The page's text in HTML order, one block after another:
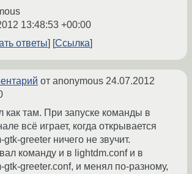
13:48:53 +00:00
ответы
Ссылка
от anonymous 24.07.2012
как там. При запуске команды в
всё играет, когда открывается
gtk-greeter ничего не звучит.
команду и в lightdm.conf и в
gtk-greeter.conf, и менял по-разному,